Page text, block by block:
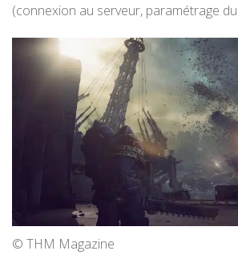
(connexion au serveur, paramétrage
© THM Magazine